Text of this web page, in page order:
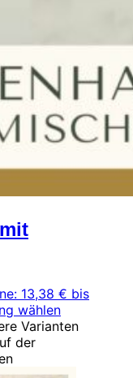
13,38 € bis
wählen
Varianten
der